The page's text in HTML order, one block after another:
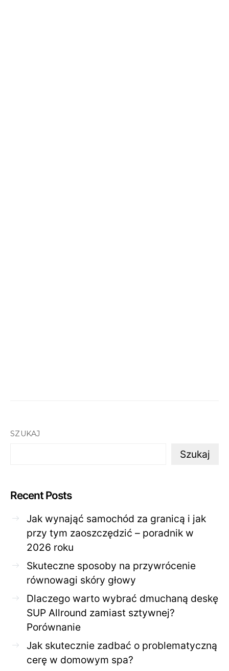
SZUKAJ
Szukaj
Recent Posts
Jak wynająć samochód za granicą i jak
przy tym zaoszczędzić – poradnik w
2026 roku
Skuteczne sposoby na przywrócenie
równowagi skóry głowy
Dlaczego warto wybrać dmuchaną deskę
SUP Allround zamiast sztywnej?
Porównanie
Jak skutecznie zadbać o problematyczną
cerę w domowym spa?